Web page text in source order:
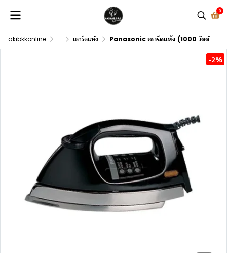
0
akibkkonline ... เตารีดแห้ง Panasonic เตารีดแห้ง (1000 วัตต์) รุ่น NI-27ABSF
-2%